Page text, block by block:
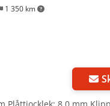
1 350 km
Plåttjocklek: 8,0 mm